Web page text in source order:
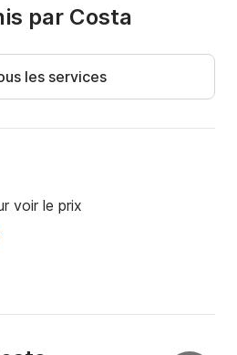
30/60 CV
par Costa
les services
voir le prix